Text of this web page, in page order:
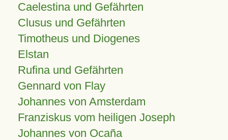
Caelestina und Gefährten
Clusus und Gefährten
Timotheus und Diogenes
Elstan
Rufina und Gefährten
Gennard von Flay
Johannes von Amsterdam
Franziskus vom heiligen Joseph
Johannes von Ocaña